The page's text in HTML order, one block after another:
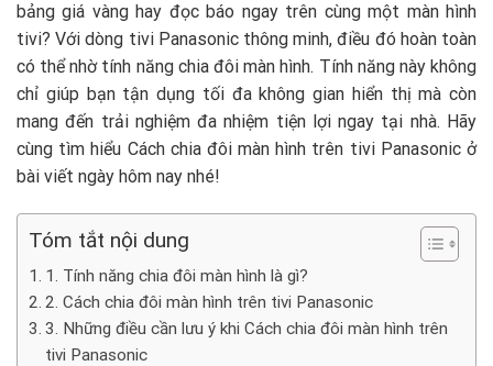
bảng giá vàng hay đọc báo ngay trên cùng một màn hình
tivi? Với dòng tivi Panasonic thông minh, điều đó hoàn toàn
có thể nhờ tính năng chia đôi màn hình. Tính năng này không
chỉ giúp bạn tận dụng tối đa không gian hiển thị mà còn
mang đến trải nghiệm đa nhiệm tiện lợi ngay tại nhà. Hãy
cùng tìm hiểu Cách chia đôi màn hình trên tivi Panasonic ở
bài viết ngày hôm nay nhé!
Tóm tắt nội dung
1. Tính năng chia đôi màn hình là gì?
2. Cách chia đôi màn hình trên tivi Panasonic
3. Những điều cần lưu ý khi Cách chia đôi màn hình trên
tivi Panasonic